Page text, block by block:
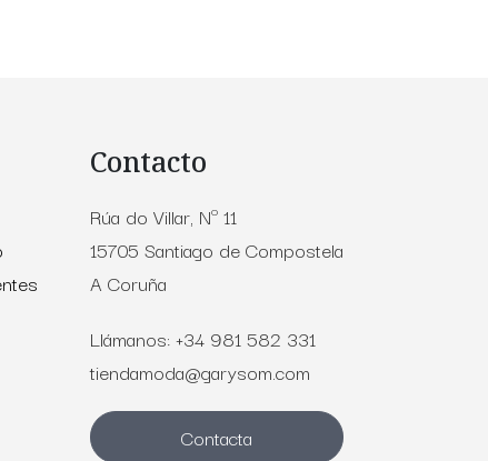
Contacto
Rúa do Villar, Nº 11
15705 Santiago de Compostela
A Coruña
Llámanos: +34 981 582 331
tiendamoda@garysom.com
Contacta